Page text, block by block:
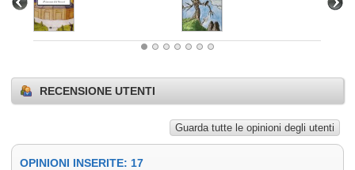
RECENSIONE UTENTI
Guarda tutte le opinioni degli utenti
OPINIONI INSERITE: 17